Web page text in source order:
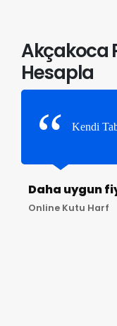
Akçakoca
Hesapla
Kendi
Daha uygun
Online Kutu Harf